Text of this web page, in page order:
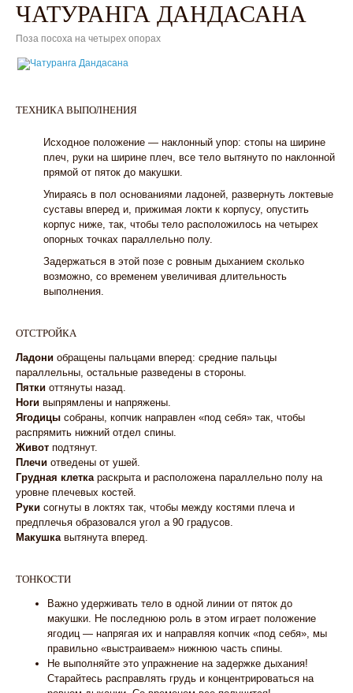
ЧАТУРАНГА ДАНДАСАНА
Поза посоха на четырех опорах
ТЕХНИКА ВЫПОЛНЕНИЯ
Исходное положение — наклонный упор: стопы на ширине
плеч, руки на ширине плеч, все тело вытянуто по наклонной
прямой от пяток до макушки.
Упираясь в пол основаниями ладоней, развернуть локтевые
суставы вперед и, прижимая локти к корпусу, опустить
корпус ниже, так, чтобы тело расположилось на четырех
опорных точках параллельно полу.
Задержаться в этой позе с ровным дыханием сколько
возможно, со временем увеличивая длительность
выполнения.
ОТСТРОЙКА
Ладони обращены пальцами вперед: средние пальцы
параллельны, остальные разведены в стороны.
Пятки оттянуты назад.
Ноги выпрямлены и напряжены.
Ягодицы собраны, копчик направлен «под себя» так, чтобы
распрямить нижний отдел спины.
Живот подтянут.
Плечи отведены от ушей.
Грудная клеткараскрыта и расположена параллельно полу на
уровне плечевых костей.
Руки согнуты в локтях так, чтобы между костями плеча и
предплечья образовался угол а 90 градусов.
Макушкавытянута вперед.
ТОНКОСТИ
Важно удерживать тело в одной линии от пяток до
макушки. Не последнюю роль в этом играет положение
ягодиц — напрягая их и направляя копчик «под себя», мы
правильно «выстраиваем» нижнюю часть спины.
Не выполняйте это упражнение на задержке дыхания!
Старайтесь расправлять грудь и концентрироваться на